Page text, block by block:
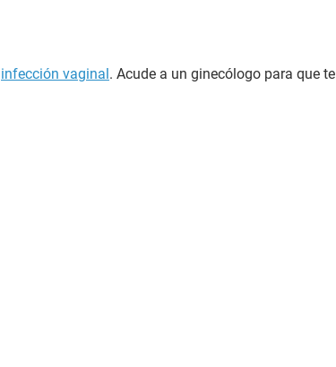
infección vaginal. Acude a un ginecólogo para que te